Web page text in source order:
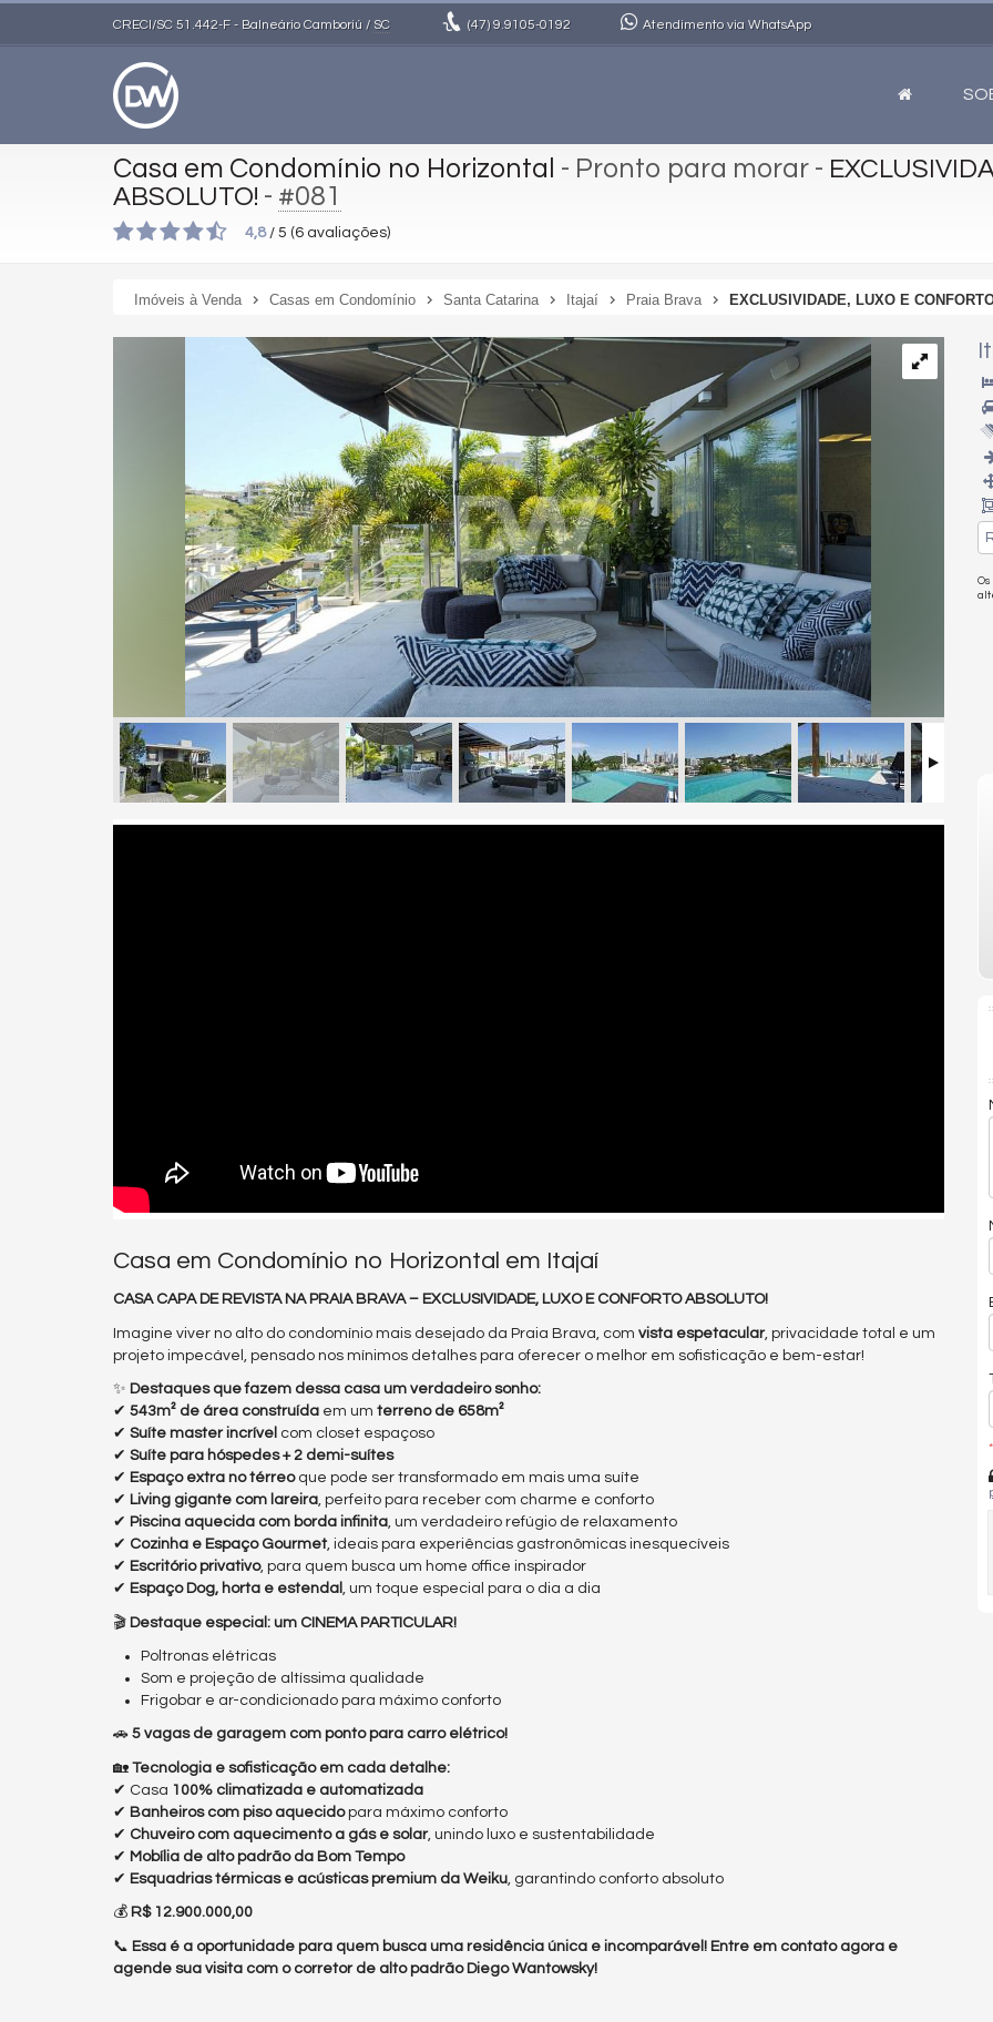
CRECI/SC 51.442-F - Balneário Camboriú / SC (47)9.9105-0192 Atendimento via WhatsApp
Casa em Condomínio no Horizontal - Pronto para morar -
ABSOLUTO! - #081
4,8/ 5 (6 avaliações)
Imóveis à Venda Casas em Condomínio Santa Catarina Itajaí Praia Brava EXCLUSIVIDADE, LUXO E
Casa em Condomínio no Horizontal em Itajaí
CASA CAPA DE REVISTA NA PRAIA BRAVA – EXCLUSIVIDADE, LUXO E CONFORTO ABSOLUTO!
Imagine viver no alto do condomínio mais desejado da Praia Brava, com vista espetacular, privacidade total e um
projeto impecável, pensado nos mínimos detalhes para oferecer o melhor em sofisticação e bem-estar!
✨ Destaques que fazem dessa casa um verdadeiro sonho:
✔ 543m² de área construída em um terreno de 658m²
✔ Suíte master incrível com closet espaçoso
✔ Suíte para hóspedes + 2 demi-suítes
✔ Espaço extra no térreoque pode ser transformado em mais uma suíte
✔ Living gigante com lareira, perfeito para receber com charme e conforto
✔ Piscina aquecida com borda infinita, um verdadeiro refúgio de relaxamento
✔ Cozinha e Espaço Gourmet, ideais para experiências gastronômicas inesquecíveis
✔ Escritório privativo, para quem busca um home office inspirador
✔ Espaço Dog, horta e estendal , um toque especial para o dia a dia
🎬 Destaque especial: um CINEMA PARTICULAR!
Poltronas elétricas
Som e projeção de altíssima qualidade
Frigobar e ar-condicionado para máximo conforto
🚗 5 vagas de garagem com ponto para carro elétrico!
🏡 Tecnologia e sofisticação em cada detalhe:
✔ Casa 100% climatizada e automatizada
✔ Banheiros com piso aquecidopara máximo conforto
✔ Chuveiro com aquecimento a gás e solar, unindo luxo e sustentabilidade
✔ Mobília de alto padrão da Bom Tempo
✔ Esquadrias térmicas e acústicas premium da Weiku, garantindo conforto absoluto
💰 R$ 12.900.000,00
📞 Essa é a oportunidade para quem busca uma residência única e incomparável! Entre em contato agora e
agende sua visita com o corretor de alto padrão Diego Wantowsky!
*